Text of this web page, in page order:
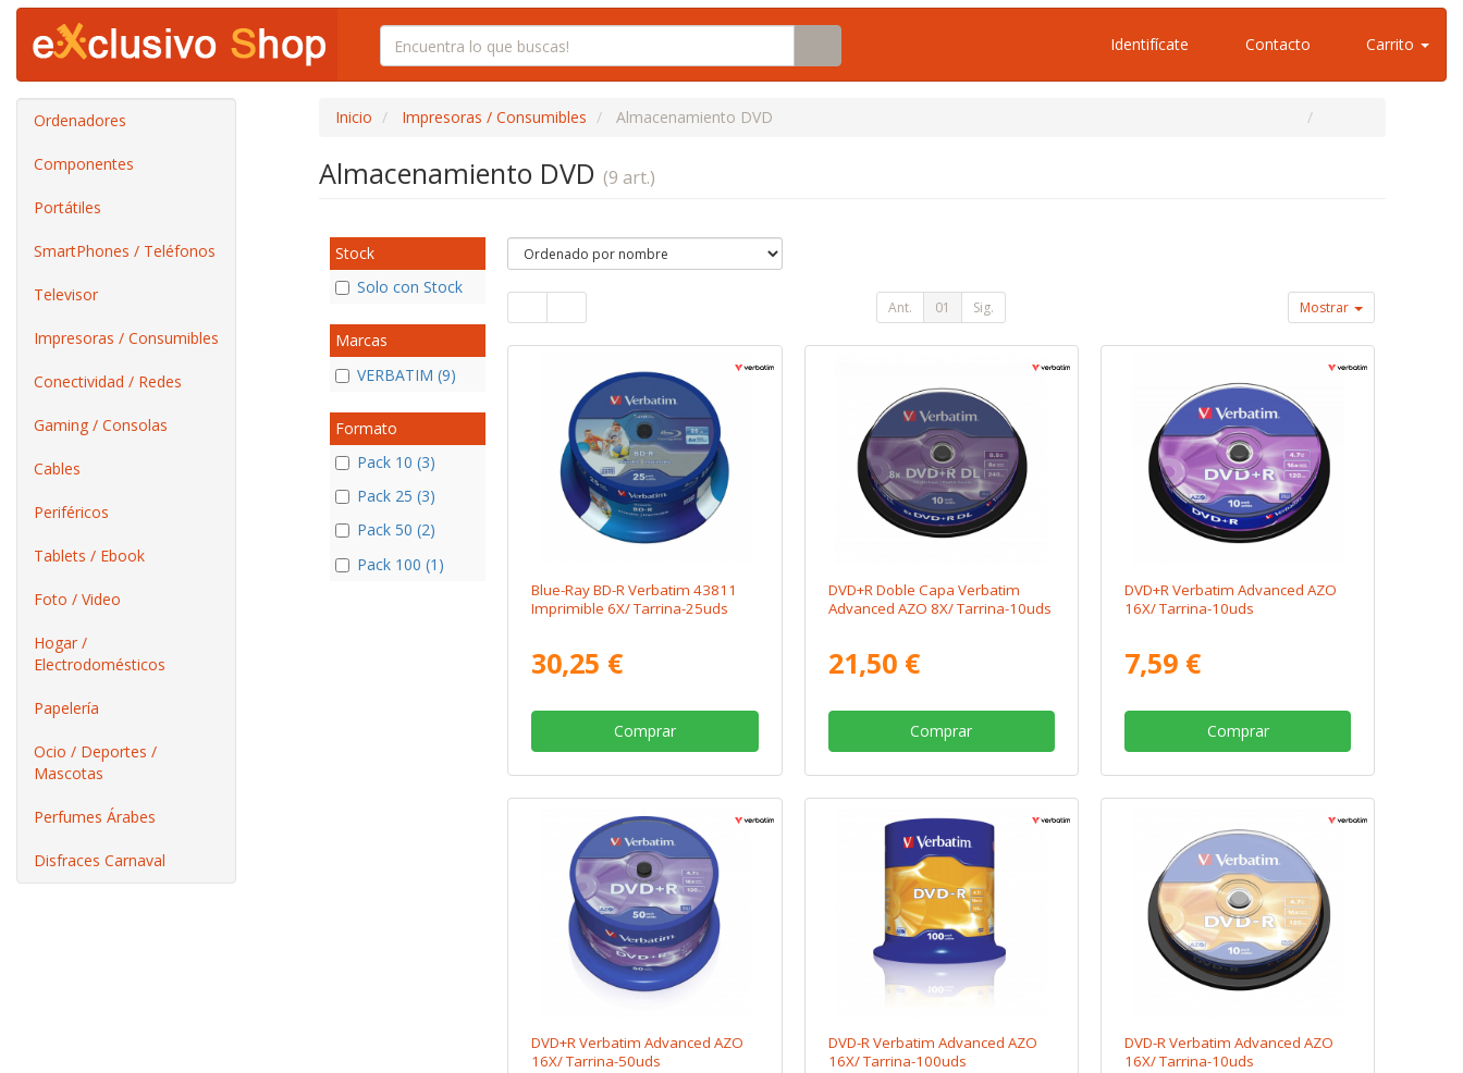
Identifícate Contacto Carrito
Ordenadores
Componentes
Portátiles
SmartPhones / Teléfonos
Televisor
Impresoras / Consumibles
Conectividad / Redes
Gaming / Consolas
Cables
Periféricos
Tablets / Ebook
Foto / Video
Hogar /
Electrodomésticos
Papelería
Ocio / Deportes /
Mascotas
Perfumes Árabes
Disfraces Carnaval
Inicio Impresoras / Consumibles Almacenamiento DVD
Almacenamiento DVD (9 art.)
Stock
Solo con Stock
Marcas
VERBATIM (9)
Formato
Pack 10 (3)
Pack 25 (3)
Pack 50 (2)
Pack 100 (1)
Ant. 01 Sig. Mostrar
Blue-Ray BD-R Verbatim 43811
Imprimible 6X/ Tarrina-25uds
30,25 €
Comprar
DVD+R Doble Capa Verbatim
Advanced AZO 8X/ Tarrina-10uds
21,50 €
Comprar
DVD+R Verbatim Advanced AZO
16X/ Tarrina-10uds
7,59 €
Comprar
DVD+R Verbatim Advanced AZO
16X/ Tarrina-50uds
DVD-R Verbatim Advanced AZO
16X/ Tarrina-100uds
DVD-R Verbatim Advanced AZO
16X/ Tarrina-10uds